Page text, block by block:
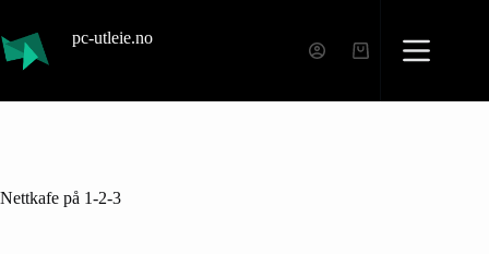
pc-utleie.no
Nettkafe på 1-2-3